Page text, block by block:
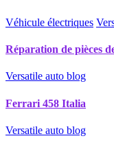
Véhicule électriques
Réparation de pièces
Versatile auto blog
Ferrari 458 Italia
Versatile auto blog